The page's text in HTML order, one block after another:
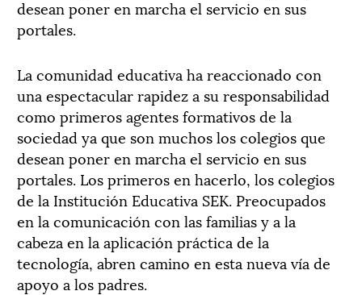
desean poner en marcha el servicio en sus
portales.
La comunidad educativa ha reaccionado con
una espectacular rapidez a su responsabilidad
como primeros agentes formativos de la
sociedad ya que son muchos los colegios que
desean poner en marcha el servicio en sus
portales. Los primeros en hacerlo, los colegios
de la Institución Educativa SEK. Preocupados
en la comunicación con las familias y a la
cabeza en la aplicación práctica de la
tecnología, abren camino en esta nueva vía de
apoyo a los padres.